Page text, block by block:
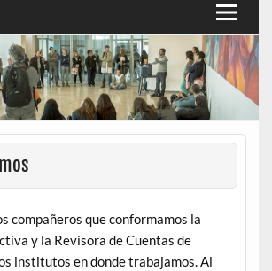
compañeros que conformamos la
y la Revisora de Cuentas de
institutos en donde trabajamos. Al